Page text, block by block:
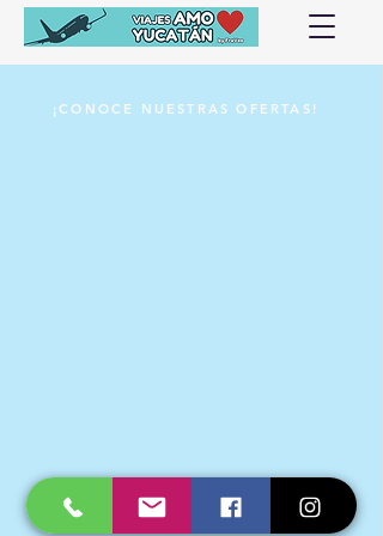
¡CONOCE NUESTRAS OFERTAS!